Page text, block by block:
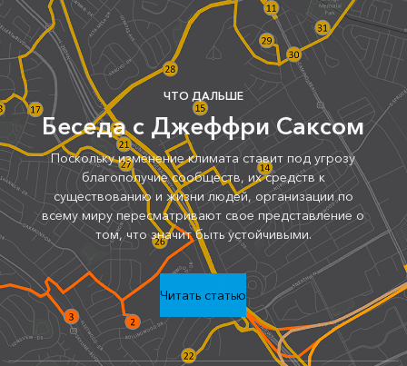
ЧТО ДАЛЬШЕ
Беседа с Джеффри Саксом
Поскольку изменение климата ставит под угрозу
благополучие сообществ, их средств к
существованию и жизни людей, организации по
всему миру пересматривают свое представление о
том, что значит быть устойчивыми.
Читать статью